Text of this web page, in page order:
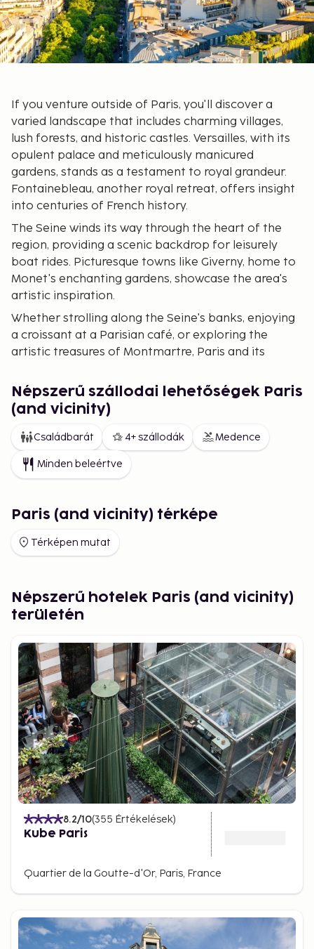
If you venture outside of Paris, you'll discover a
varied landscape that includes charming villages,
lush forests, and historic castles. Versailles, with its
opulent palace and meticulously manicured
gardens, stands as a testament to royal grandeur.
Fontainebleau, another royal retreat, offers insight
into centuries of French history.
The Seine winds its way through the heart of the
region, providing a scenic backdrop for leisurely
boat rides. Picturesque towns like Giverny, home to
Monet's enchanting gardens, showcase the area's
artistic inspiration.
Whether strolling along the Seine's banks, enjoying
a croissant at a Parisian café, or exploring the
artistic treasures of Montmartre, Paris and its
that effortlessly blends timeless elegance with
modern allure.
Népszerű szállodai lehetőségek Paris
(and vicinity)
Családbarát 4+ szállodák Medence
Minden beleértve
Paris (and vicinity) térképe
Térképen mutat
Népszerű hotelek Paris (and vicinity)
területén
8.2/10(355 Értékelések)
Kube Paris
Quartier de la Goutte-d'Or, Paris, France